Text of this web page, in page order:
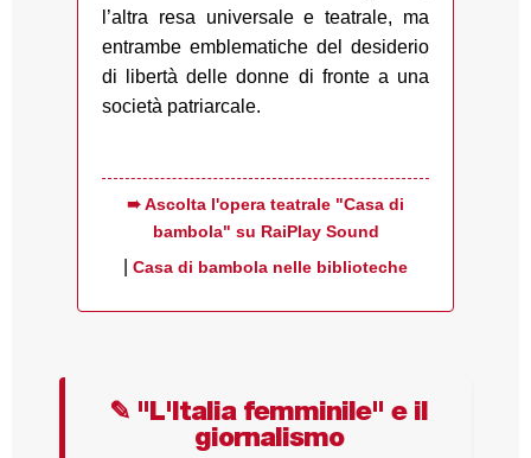
l’altra resa universale e teatrale, ma
entrambe emblematiche del desiderio
di libertà delle donne di fronte a una
società patriarcale.
➠ Ascolta l'opera teatrale "Casa di
bambola" su RaiPlay Sound
Casa di bambola nelle biblioteche
✎ "L'Italia femminile" e il
giornalismo